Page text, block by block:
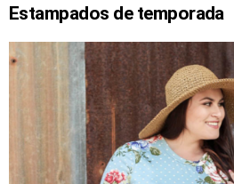
Estampados de temporada